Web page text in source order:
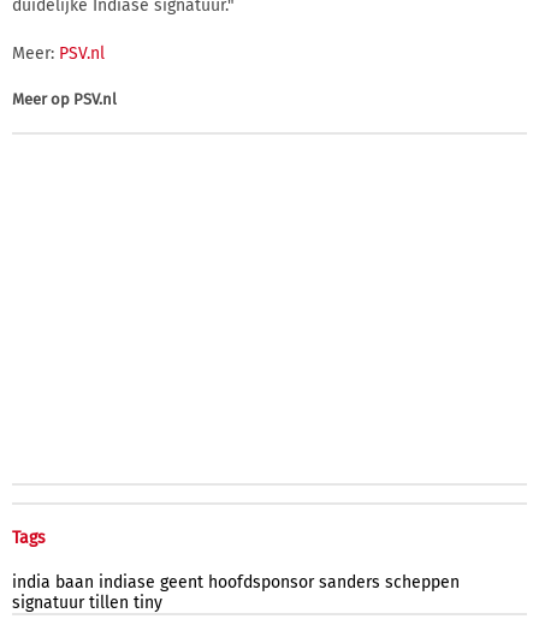
duidelijke Indiase signatuur."
Meer: PSV.nl
Meer op PSV.nl
Tags
india baan indiase geent hoofdsponsor sanders scheppen
signatuur tillen tiny